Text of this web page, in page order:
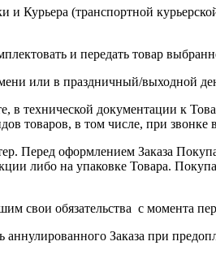
и Курьера (транспортной
и передать товар
или в праздничный/выходной
в технической документации к
товаров, в том числе, при звонке
Перед оформлением Заказа
либо на упаковке Товара.
свои обязательства с момента
Заказа при